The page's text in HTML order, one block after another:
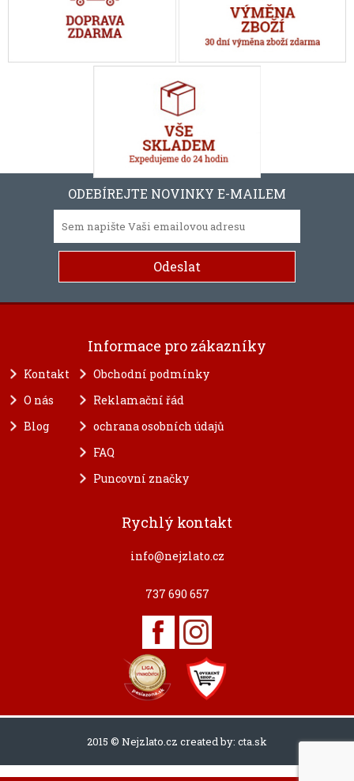
ODEBÍREJTE NOVINKY E-MAILEM
Informace pro zákazníky
Kontakt
O nás
Blog
Obchodní podmínky
Reklamační řád
ochrana osobních údajů
FAQ
Puncovní značky
Rychlý kontakt
info@nejzlato.cz
737 690 657
2015 © Nejzlato.cz created by: cta.sk